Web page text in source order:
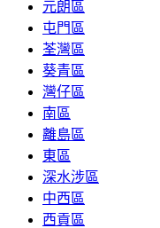
元朗區
屯門區
荃灣區
葵青區
灣仔區
南區
離島區
東區
深水涉區
中西區
西貢區